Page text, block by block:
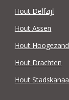
Hout Delfzijl
Hout Assen
Hout Hoogezand
Hout Drachten
Hout